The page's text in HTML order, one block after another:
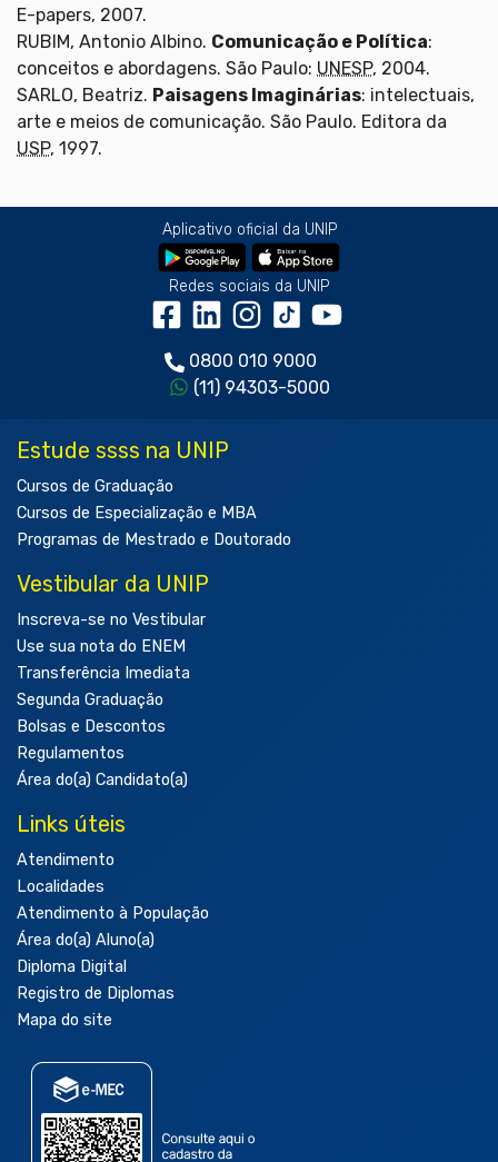
E-papers, 2007.
RUBIM, Antonio Albino. Comunicação e Política:
conceitos e abordagens. São Paulo: UNESP, 2004.
SARLO, Beatriz. Paisagens Imaginárias: intelectuais,
arte e meios de comunicação. São Paulo. Editora da
USP, 1997.
Aplicativo oficial da UNIP
Redes sociais da UNIP
0800 010 9000
(11) 94303-5000
Estude ssss na UNIP
Cursos de Graduação
Cursos de Especialização e MBA
Programas de Mestrado e Doutorado
Vestibular da UNIP
Inscreva-se no Vestibular
Use sua nota do ENEM
Transferência Imediata
Segunda Graduação
Bolsas e Descontos
Regulamentos
Área do(a) Candidato(a)
Links úteis
Atendimento
Localidades
Atendimento à População
Área do(a) Aluno(a)
Diploma Digital
Registro de Diplomas
Mapa do site